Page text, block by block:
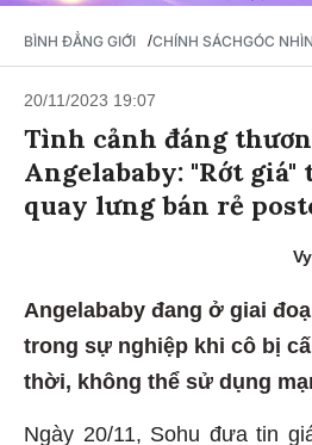
BÌNH ĐẲNG GIỚI /CHÍNH SÁCHGÓC
20/11/2023 19:07
Tình cảnh đáng
Angelababy: "Rớt
quay lưng bán rẻ
Angelababy đang ở giai
trong sự nghiệp khi cô bị
thời, không thể sử dụng
Ngày 20/11, Sohu đưa tin